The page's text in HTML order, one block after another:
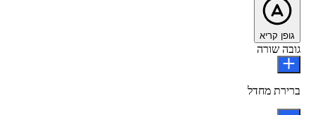
גופן קריא
גובה שורה
ברירת מחדל